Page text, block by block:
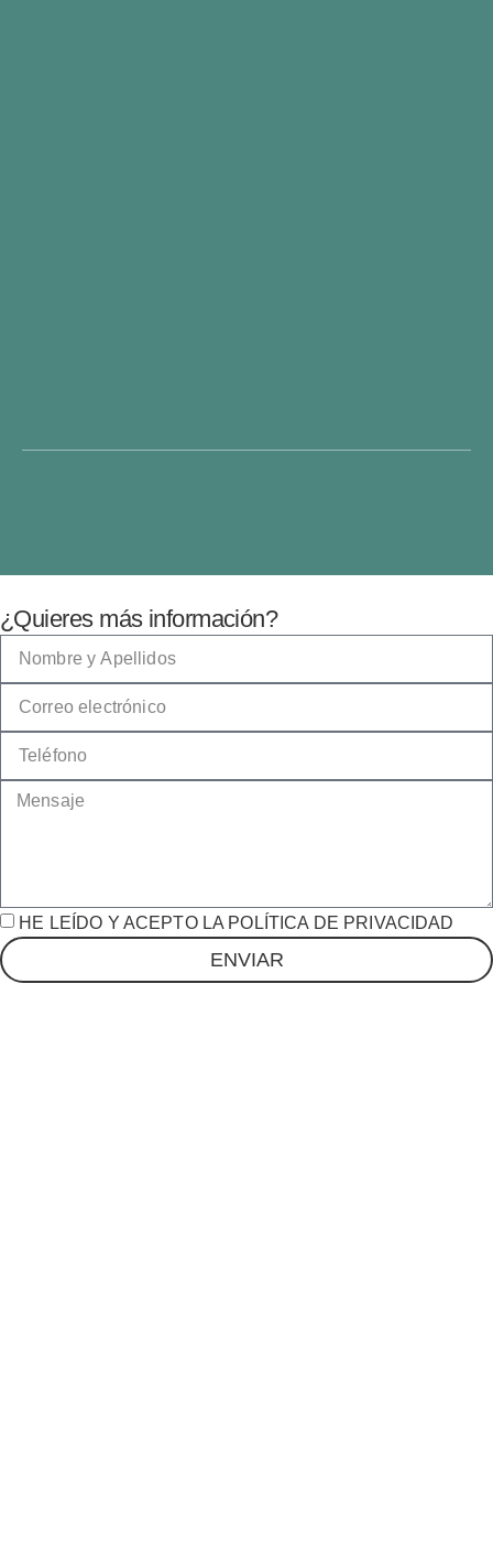
¿Quieres más información?
HE LEÍDO Y ACEPTO LA POLÍTICA DE PRIVACIDAD
ENVIAR